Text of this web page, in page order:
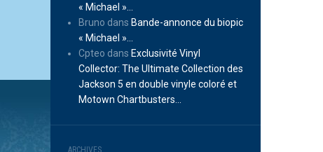
« Michael »…
Bruno dans Bande-annonce du biopic
« Michael »…
Cpteo dans Exclusivité Vinyl
Collector: The Ultimate Collection des
Jackson 5 en double vinyle coloré et
Motown Chartbusters…
ARCHIVES